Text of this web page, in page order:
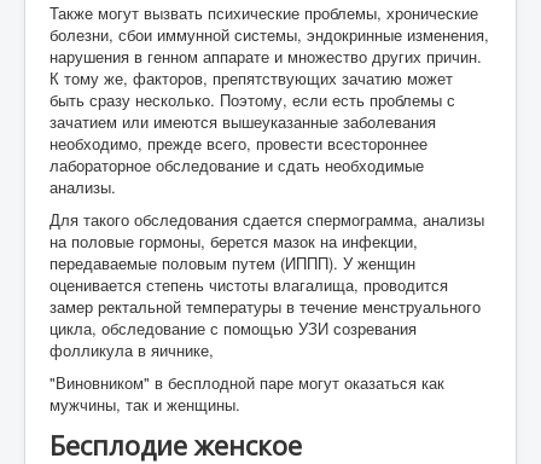
Также могут вызвать психические проблемы, хронические
болезни, сбои иммунной системы, эндокринные изменения,
нарушения в генном аппарате и множество других причин.
К тому же, факторов, препятствующих зачатию может
быть сразу несколько. Поэтому, если есть проблемы с
зачатием или имеются вышеуказанные заболевания
необходимо, прежде всего, провести всестороннее
лабораторное обследование и сдать необходимые
анализы.
Для такого обследования сдается спермограмма, анализы
на половые гормоны, берется мазок на инфекции,
передаваемые половым путем (ИППП). У женщин
оценивается степень чистоты влагалища, проводится
замер ректальной температуры в течение менструального
цикла, обследование с помощью УЗИ созревания
фолликула в яичнике,
"Виновником" в бесплодной паре могут оказаться как
мужчины, так и женщины.
Бесплодие женское